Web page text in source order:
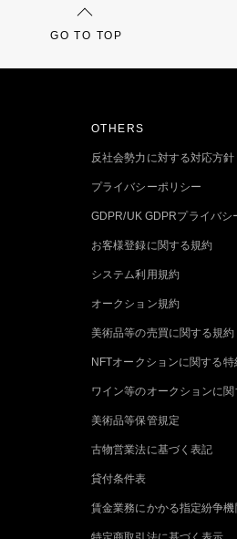
GO TO TOP
OTHERS
反社会勢力に対する対応方針
プライバシーポリシー
GDPR/UK GDPRプライバシ
お客様登録に関する規約
システム利用規約
オークション規約
美術品等の売買に関する規約
NFTオークションに関する特
ワイン等のオークションに
美術品等保管規定
古物営業法に基づく表記
貸付条件表
賃金業務にかかる指定紛争